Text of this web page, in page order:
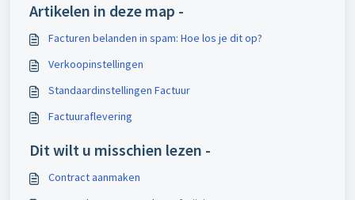
Artikelen in deze map -
Facturen belanden in spam: Hoe los je dit op?
Verkoopinstellingen
Standaardinstellingen Factuur
Factuuraflevering
Dit wilt u misschien lezen -
Contract aanmaken